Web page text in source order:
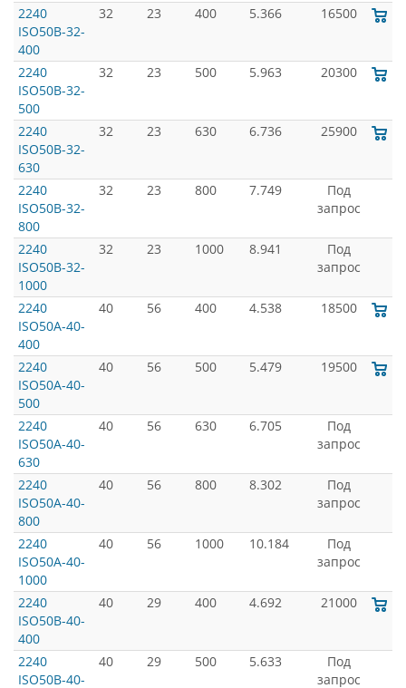
2240
ISO50B-32-
400
32 23 400 5.366 16500
2240
ISO50B-32-
500
32 23 500 5.963 20300
2240
ISO50B-32-
630
32 23 630 6.736 25900
2240
ISO50B-32-
800
32 23 800 7.749
Под
запрос
2240
ISO50B-32-
1000
32 23 1000 8.941
Под
запрос
2240
ISO50A-40-
400
40 56 400 4.538 18500
2240
ISO50A-40-
500
40 56 500 5.479 19500
2240
ISO50A-40-
630
40 56 630 6.705
Под
запрос
2240
ISO50A-40-
800
40 56 800 8.302
Под
запрос
2240
ISO50A-40-
1000
40 56 1000 10.184
Под
запрос
2240
ISO50B-40-
400
40 29 400 4.692 21000
2240
ISO50B-40-
40 29 500 5.633
Под
запрос